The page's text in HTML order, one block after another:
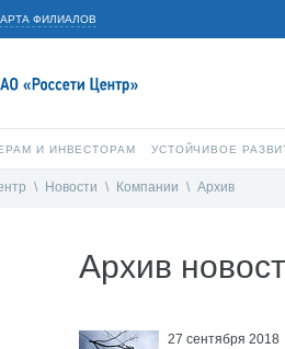
ФИЛИАЛОВ
И ИНВЕСТОРАМ УСТОЙЧИВОЕ
\ Новости \ Компании \ Архив
Архив
27 сентября 2018